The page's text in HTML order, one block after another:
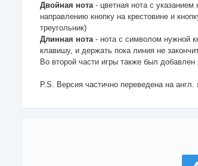
Двойная нота- цветная нота с
направлению кнопку на крестовине и
треугольник)
Длинная нота- нота с символом нужной
клавишу, и держать пока линия не
Во второй части игры также был добавлен
P.S. Версия частично переведена на англ.